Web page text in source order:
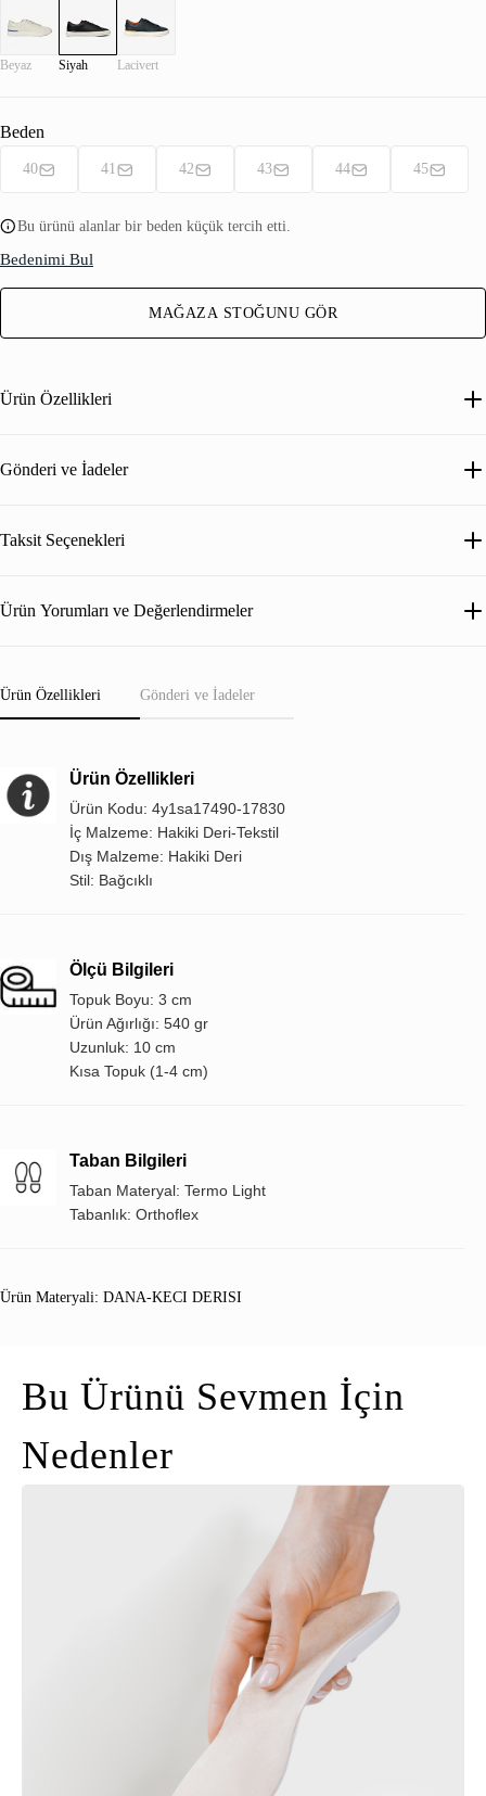
Beyaz Siyah Lacivert
Beden
40 41 42 43 44 45
Bu ürünü alanlar bir beden küçük tercih etti.
Bedenimi Bul
MAĞAZA STOĞUNU GÖR
Ürün Özellikleri
Gönderi ve İadeler
Taksit Seçenekleri
Ürün Yorumları ve Değerlendirmeler
Ürün Özellikleri Gönderi ve İadeler
Ürün Özellikleri
Ürün Kodu: 4y1sa17490-17830
İç Malzeme: Hakiki Deri-Tekstil
Dış Malzeme: Hakiki Deri
Stil: Bağcıklı
Ölçü Bilgileri
Topuk Boyu: 3 cm
Ürün Ağırlığı: 540 gr
Uzunluk: 10 cm
Kısa Topuk (1-4 cm)
Taban Bilgileri
Taban Materyal: Termo Light
Tabanlık: Orthoflex
Ürün Materyali: DANA-KECI DERISI
Bu Ürünü Sevmen İçin
Nedenler